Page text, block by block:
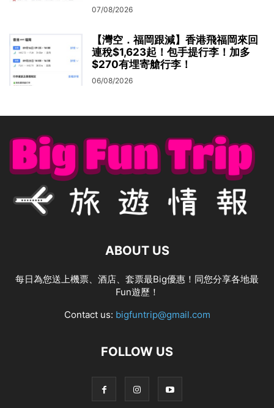
07/08/2026
【灣空．福岡跟減】香港飛福岡來回
連稅$1,623起！包手提行李！加多
$270有埋寄艙行李！
06/08/2026
ABOUT US
每日為您送上機票、酒店、套票最Big優惠！同您分享各地最
Fun遊歷！
Contact us: bigfuntrip@gmail.com
FOLLOW US